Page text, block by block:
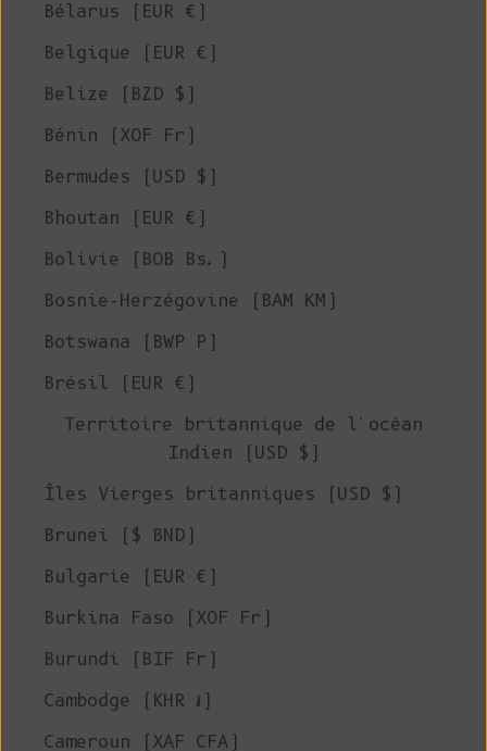
Bélarus (EUR €)
Belgique (EUR €)
Belize (BZD $)
Bénin (XOF Fr)
Bermudes (USD $)
Bhoutan (EUR €)
Bolivie (BOB Bs.)
Bosnie-Herzégovine (BAM КМ)
Botswana (BWP P)
Brésil (EUR €)
Territoire britannique de l'océan
Indien (USD $)
Îles Vierges britanniques (USD $)
Brunei ($ BND)
Bulgarie (EUR €)
Burkina Faso (XOF Fr)
Burundi (BIF Fr)
Cambodge (KHR ៛)
Cameroun (XAF CFA)